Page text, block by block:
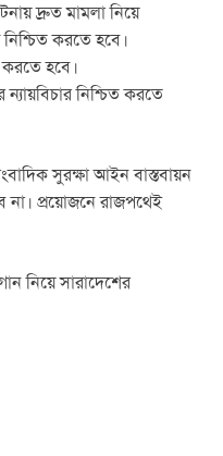
দ্রুত মামলা নিয়ে
নিশ্চিত করতে হবে।
করতে হবে।
নিশ্চিত করতে
সুরক্ষা আইন বাস্তবায়ন
প্রয়োজনে রাজপথেই
নিয়ে সারাদেশের